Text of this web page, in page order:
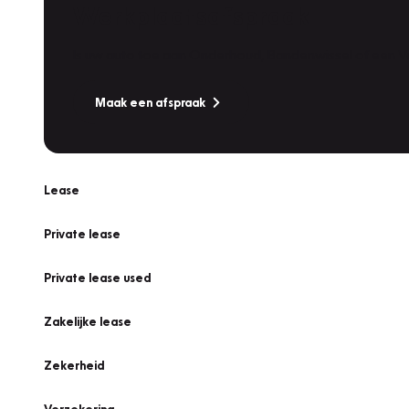
Maak een afspraak
Lease
Private lease
Private lease used
Zakelijke lease
Zekerheid